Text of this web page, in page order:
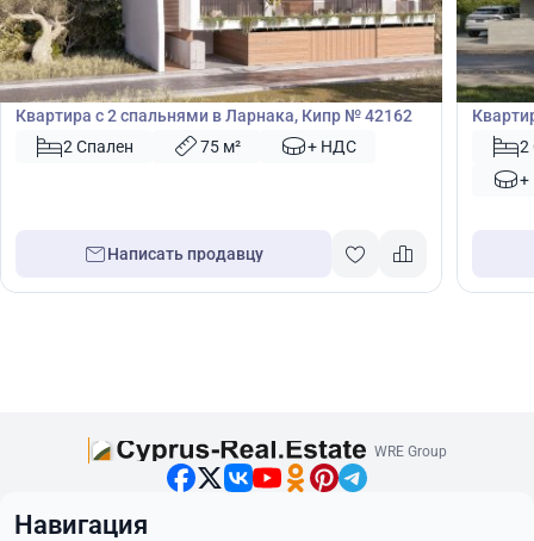
€340 000
Квартира
Квартира с 2 спальнями в Ларнака, Кипр № 42162
2 Спален
75 м² + НДС
Написать продавцу
€340
№
2
WRE Group
Навигация